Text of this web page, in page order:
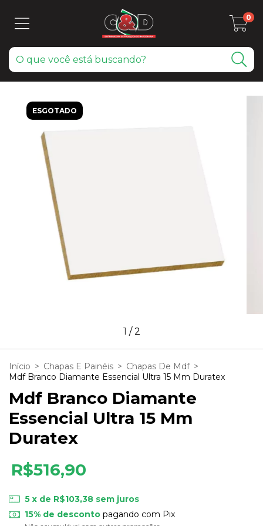
0
ESGOTADO
1 /2
Início > Chapas E Painéis > Chapas De Mdf >
Mdf Branco Diamante Essencial Ultra 15 Mm Duratex
Mdf Branco Diamante
Essencial Ultra 15 Mm
Duratex
R$516,90
5 x de R$103,38 sem juros
15% de descontopagando com Pix